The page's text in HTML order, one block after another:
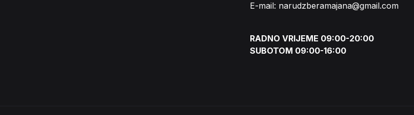
E-mail: narudzberamajana@gmail.com
RADNO VRIJEME 09:00-20:00
SUBOTOM 09:00-16:00